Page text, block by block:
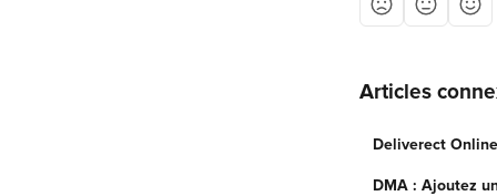
Articles
Deliverect
DMA : Ajoutez